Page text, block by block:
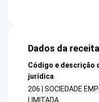
Dados da
Código e descrição
jurídica
206 | SOCIEDADE
LIMITADA